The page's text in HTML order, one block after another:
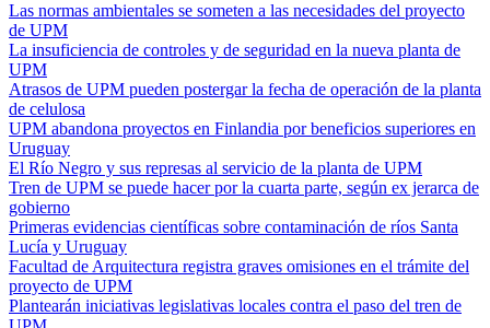
Las normas ambientales se someten a las necesidades del proyecto
de UPM
La insuficiencia de controles y de seguridad en la nueva planta de
UPM
Atrasos de UPM pueden postergar la fecha de operación de la planta
de celulosa
UPM abandona proyectos en Finlandia por beneficios superiores en
Uruguay
El Río Negro y sus represas al servicio de la planta de UPM
Tren de UPM se puede hacer por la cuarta parte, según ex jerarca de
gobierno
Primeras evidencias científicas sobre contaminación de ríos Santa
Lucía y Uruguay
Facultad de Arquitectura registra graves omisiones en el trámite del
proyecto de UPM
Plantearán iniciativas legislativas locales contra el paso del tren de